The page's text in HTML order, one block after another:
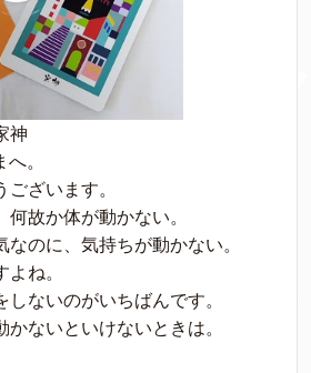
神
。
ざいます。
故か体が動かない。
のに、気持ちが動かない。
ね。
しないのがいちばんです。
かないといけないときは。